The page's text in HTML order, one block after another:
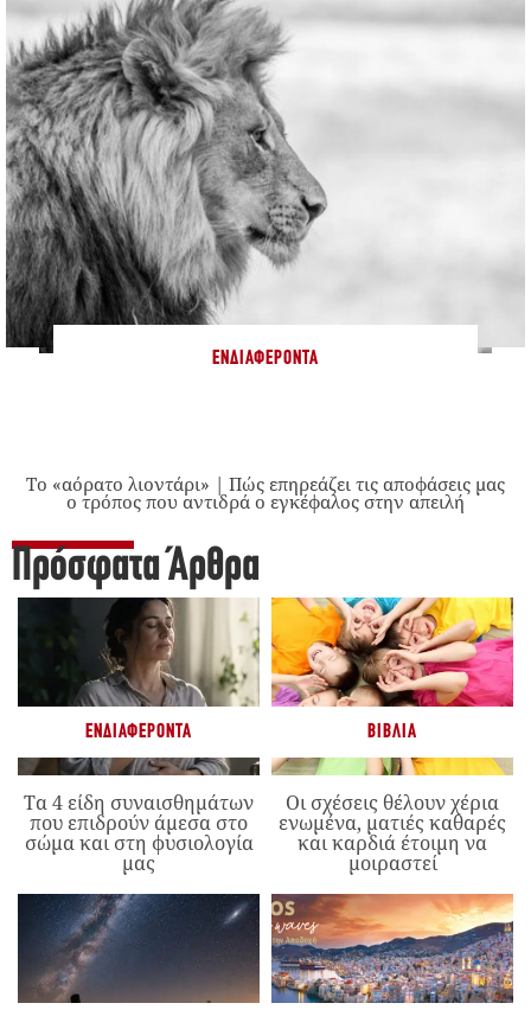
ΕΝΔΙΑΦΈΡΟΝΤΑ
Το «αόρατο λιοντάρι» | Πώς επηρεάζει τις αποφάσεις μας
ο τρόπος που αντιδρά ο εγκέφαλος στην απειλή
Πρόσφατα Άρθρα
ΕΝΔΙΑΦΈΡΟΝΤΑ
Τα 4 είδη συναισθημάτων
που επιδρούν άμεσα στο
σώμα και στη φυσιολογία
μας
ΒΙΒΛΊΑ
Οι σχέσεις θέλουν χέρια
ενωμένα, ματιές καθαρές
και καρδιά έτοιμη να
μοιραστεί